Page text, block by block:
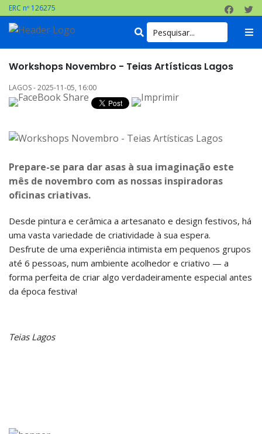
ERC nº 126275
Workshops Novembro - Teias Artísticas Lagos
LAGOS - 2025-11-05, 16:00
Prepare-se para dar asas à sua imaginação este
mês de novembro com as nossas inspiradoras
oficinas criativas.
Desde pintura e cerâmica a artesanato e design festivos, há
uma vasta variedade de criatividade à sua espera.
Desfrute de uma experiência intimista em pequenos grupos
até 6 pessoas, num ambiente acolhedor e criativo — a
forma perfeita de criar algo verdadeiramente especial antes
da época festiva!
Teias Lagos